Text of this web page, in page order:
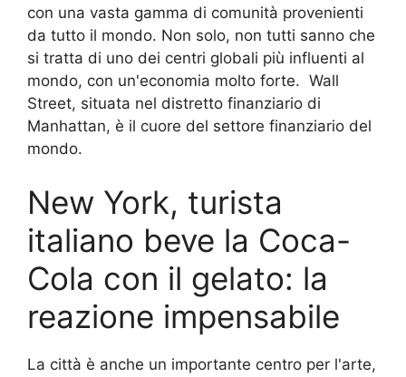
con una vasta gamma di comunità provenienti
da tutto il mondo. Non solo, non tutti sanno che
si tratta di uno dei centri globali più influenti al
mondo, con un'economia molto forte. Wall
Street, situata nel distretto finanziario di
Manhattan, è il cuore del settore finanziario del
mondo.
New York, turista
italiano beve la Coca-
Cola con il gelato: la
reazione impensabile
La città è anche un importante centro per l'arte,